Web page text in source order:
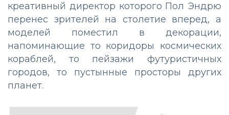
креативный директор которого Пол Эндрю
перенес зрителей на столетие вперед, а
моделей поместил в декорации,
напоминающие то коридоры космических
кораблей, то пейзажи футуристичных
городов, то пустынные просторы других
планет.